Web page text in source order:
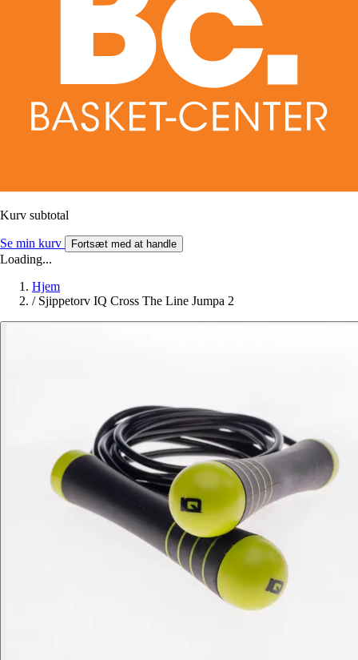
Kurv subtotal
Se min kurv Fortsæt med at handle
Loading...
Hjem
/ Sjippetorv IQ Cross The Line Jumpa 2